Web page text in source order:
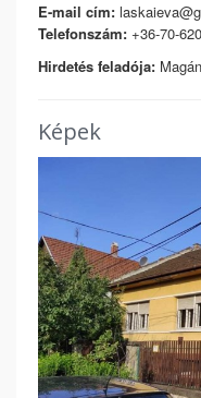
E-mail cím:
Telefonszám: +36-70-
Hirdetés feladója:
Képek